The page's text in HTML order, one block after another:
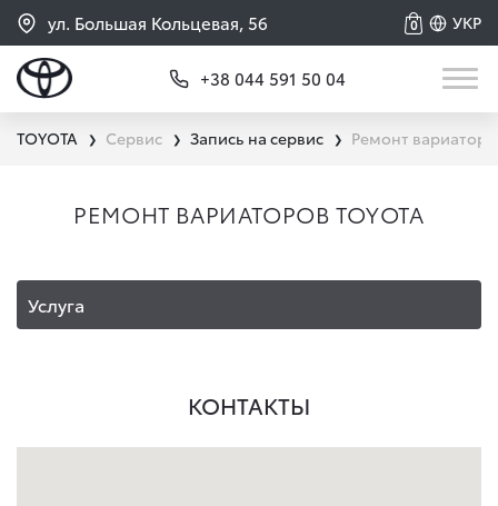
ул. Большая Кольцевая, 56 УКР
0
+38 044 591 50 04
TOYOTA ❯ Сервис ❯ Запись на сервис ❯ Ремонт
РЕМОНТ ВАРИАТОРОВ TOYOTA
Услуга
КОНТАКТЫ